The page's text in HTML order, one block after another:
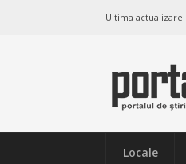
Ultima actualizare:
Locale